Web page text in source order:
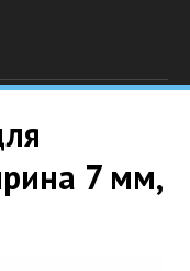
7 мм,